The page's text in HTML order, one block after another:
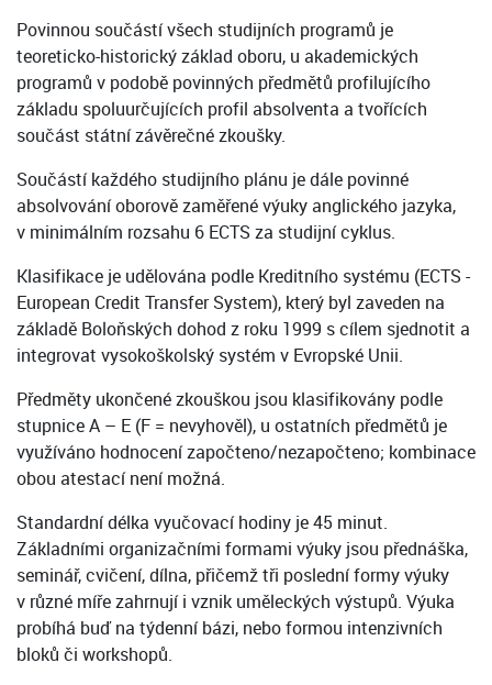
Povinnou součástí všech studijních programů je
teoreticko-historický základ oboru, u akademických
programů v podobě povinných předmětů profilujícího
základu spoluurčujících profil absolventa a tvořících
součást státní závěrečné zkoušky.
Součástí každého studijního plánu je dále povinné
absolvování oborově zaměřené výuky anglického jazyka,
v minimálním rozsahu 6 ECTS za studijní cyklus.
Klasifikace je udělována podle Kreditního systému (ECTS -
European Credit Transfer System), který byl zaveden na
základě Boloňských dohod z roku 1999 s cílem sjednotit a
integrovat vysokoškolský systém v Evropské Unii.
Předměty ukončené zkouškou jsou klasifikovány podle
stupnice A – E (F = nevyhověl), u ostatních předmětů je
využíváno hodnocení započteno/nezapočteno; kombinace
obou atestací není možná.
Standardní délka vyučovací hodiny je 45 minut.
Základními organizačními formami výuky jsou přednáška,
seminář, cvičení, dílna, přičemž tři poslední formy výuky
v různé míře zahrnují i vznik uměleckých výstupů. Výuka
probíhá buď na týdenní bázi, nebo formou intenzivních
bloků či workshopů.